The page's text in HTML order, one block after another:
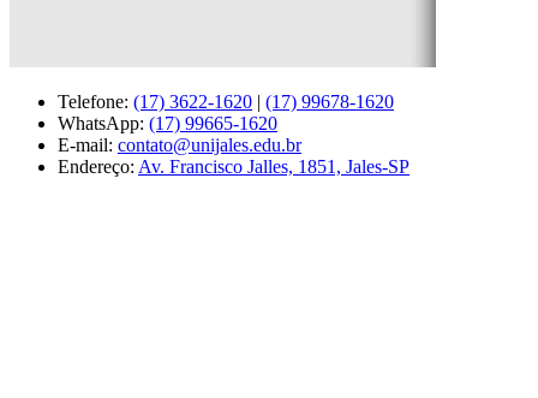
Telefone: (17) 3622-1620 | (17) 99678-1620
WhatsApp: (17) 99665-1620
E-mail: contato@unijales.edu.br
Endereço: Av. Francisco Jalles, 1851, Jales-SP